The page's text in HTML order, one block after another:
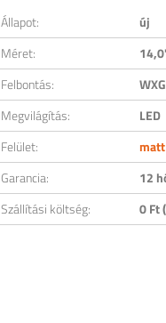
Állapot:
új
Méret:
Felbontás:
Megvilágítás:
LED
Felület:
matt
Garancia:
12
Szállítási költség:
0 Ft